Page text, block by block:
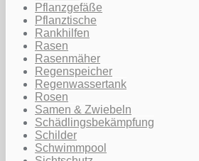
Pflanzgefäße
Pflanztische
Rankhilfen
Rasen
Rasenmäher
Regenspeicher
Regenwassertank
Rosen
Samen & Zwiebeln
Schädlingsbekämpfung
Schilder
Schwimmpool